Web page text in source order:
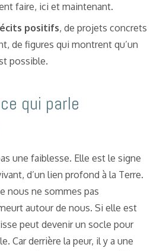
faire, ici et maintenant.
positifs, de projets concrets
de figures qui montrent qu’un
possible.
qui parle
une faiblesse. Elle est le signe
d’un lien profond à la Terre.
nous ne sommes pas
autour de nous. Si elle est
peut devenir un socle pour
Car derrière la peur, il y a une